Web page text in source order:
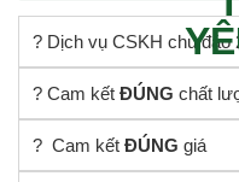
? Dịch vụ CSKH chu đáo
? Cam kết ĐÚNG chất
? Cam kết ĐÚNG giá